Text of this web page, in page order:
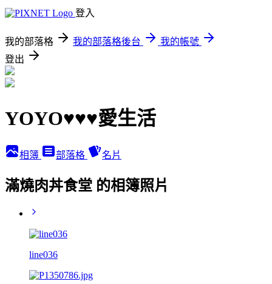
登入
我的部落格 我的部落格後台
我的帳號
登出
YOYO♥♥♥愛生活
相簿 部落格 名片
滿燒肉丼食堂 的相簿照片
line036